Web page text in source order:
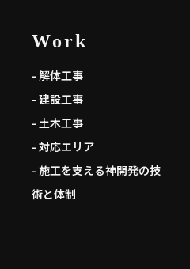
Work
- 解体工事
- 建設工事
- 土木工事
- 対応エリア
- 施工を支える神開発の技
術と体制